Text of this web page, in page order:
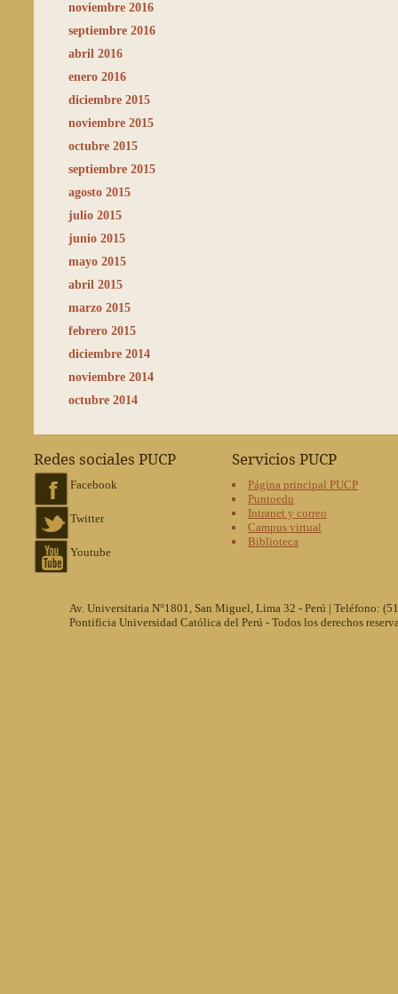
noviembre 2016
septiembre 2016
abril 2016
enero 2016
diciembre 2015
noviembre 2015
octubre 2015
septiembre 2015
agosto 2015
julio 2015
junio 2015
mayo 2015
abril 2015
marzo 2015
febrero 2015
diciembre 2014
noviembre 2014
octubre 2014
Redes sociales PUCP
Facebook
Twitter
Youtube
Servicios PUCP
Página principal PUCP
Puntoedu
Intranet y correo
Campus virtual
Biblioteca
Av. Universitaria N°1801, San Miguel, Lima 32 - Perú | Teléfono:
Pontificia Universidad Católica del Perú - Todos los derechos